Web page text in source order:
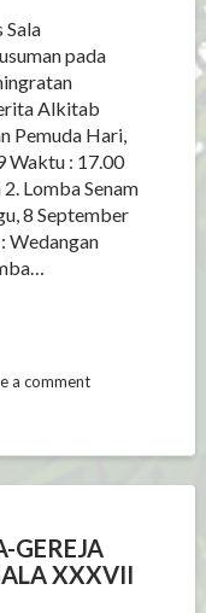
Sala
pada
Alkitab
Pemuda Hari,
Waktu : 17.00
Lomba Senam
8 September
Wedangan
a comment
GEREJA
XXXVII